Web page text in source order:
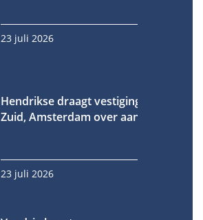
23 juli 2026
Hendrikse draagt vestiging in Oud-
Zuid, Amsterdam over aan Fornet
23 juli 2026